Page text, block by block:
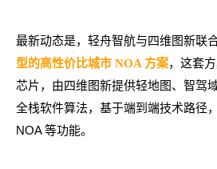
最新动态是，轻舟智航与四维图新联
型的高性价比城市 NOA 方案，这套
芯片，由四维图新提供轻地图、智驾
全栈软件算法，基于端到端技术路径
NOA 等功能。